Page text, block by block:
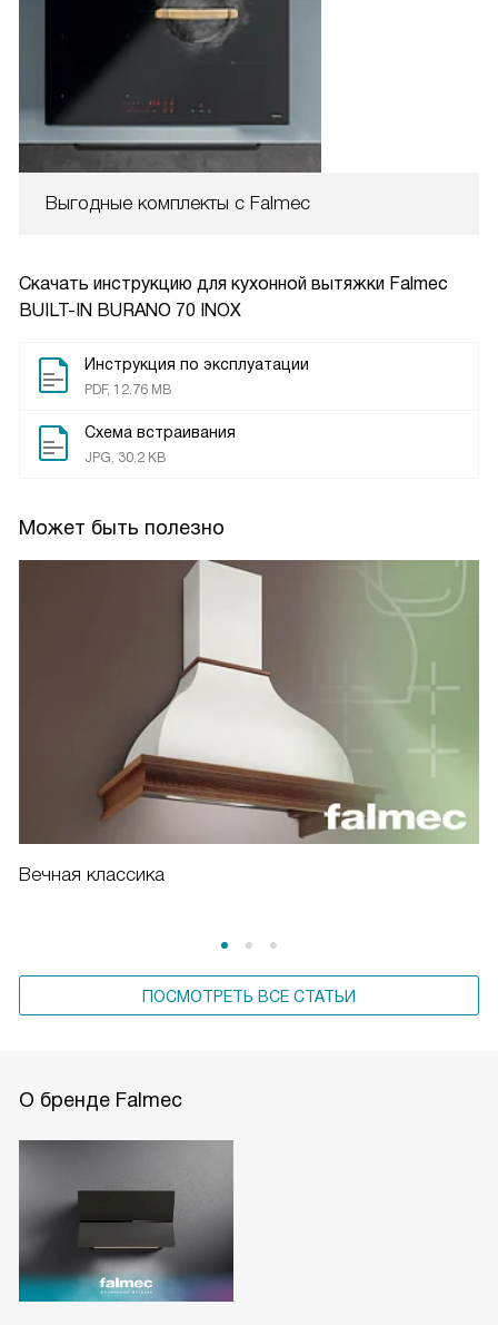
Выгодные комплекты с Falmec
Скачать инструкцию для кухонной вытяжки Falmec
BUILT-IN BURANO 70 INOX
Инструкция по эксплуатации
PDF, 12.76 MB
Схема встраивания
JPG, 30.2 KB
Может быть полезно
Вечная классика
ПОСМОТРЕТЬ ВСЕ СТАТЬИ
О бренде Falmec